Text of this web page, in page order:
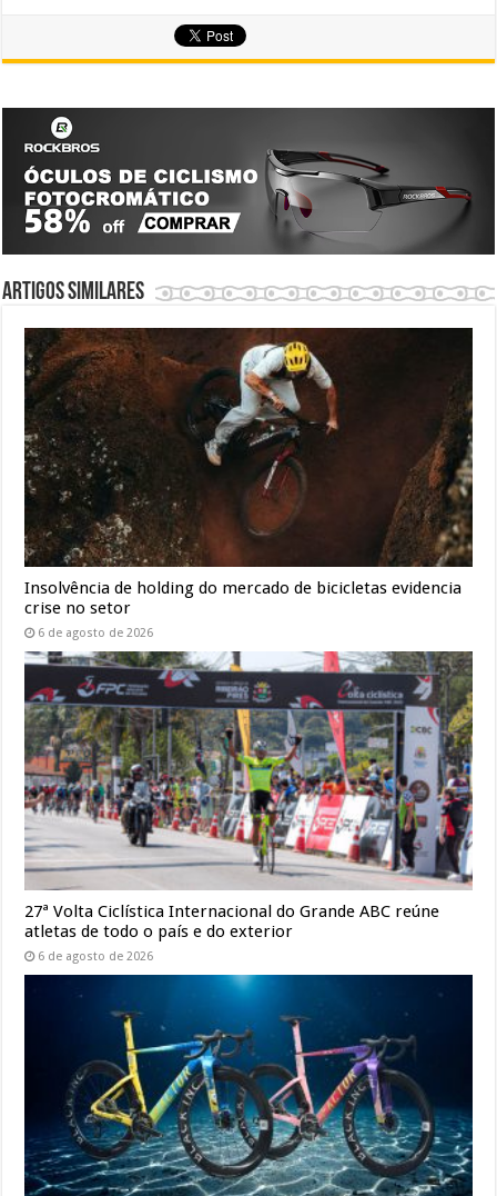
Artigos similares
Insolvência de holding do mercado de bicicletas evidencia
crise no setor
6 de agosto de 2026
27ª Volta Ciclística Internacional do Grande ABC reúne
atletas de todo o país e do exterior
6 de agosto de 2026